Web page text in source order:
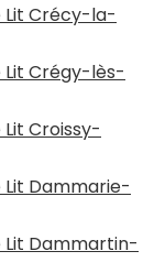
Lit Crécy-la-
Lit Crégy-lès-
Croissy-
Dammarie-
Lit Dammartin-